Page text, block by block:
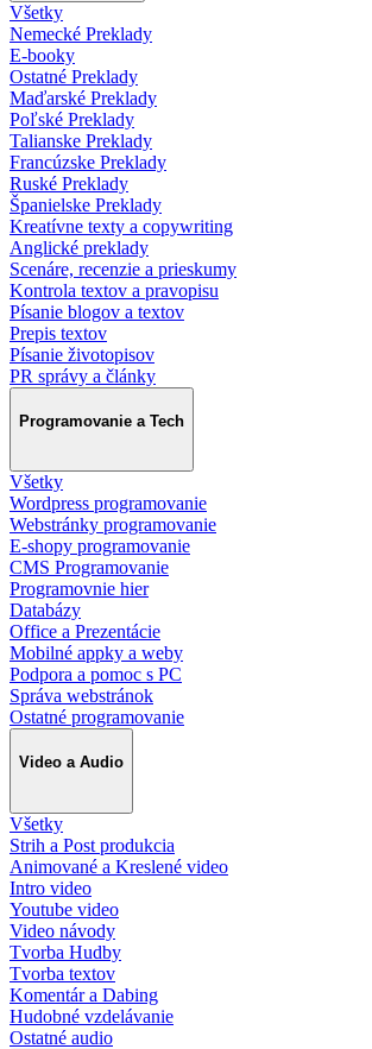
Všetky
Nemecké Preklady
E-booky
Ostatné Preklady
Maďarské Preklady
Poľské Preklady
Talianske Preklady
Francúzske Preklady
Ruské Preklady
Španielske Preklady
Kreatívne texty a copywriting
Anglické preklady
Scenáre, recenzie a prieskumy
Kontrola textov a pravopisu
Písanie blogov a textov
Prepis textov
Písanie životopisov
PR správy a články
Programovanie a Tech
Všetky
Wordpress programovanie
Webstránky programovanie
E-shopy programovanie
CMS Programovanie
Programovnie hier
Databázy
Office a Prezentácie
Mobilné appky a weby
Podpora a pomoc s PC
Správa webstránok
Ostatné programovanie
Video a Audio
Všetky
Strih a Post produkcia
Animované a Kreslené video
Intro video
Youtube video
Video návody
Tvorba Hudby
Tvorba textov
Komentár a Dabing
Hudobné vzdelávanie
Ostatné audio